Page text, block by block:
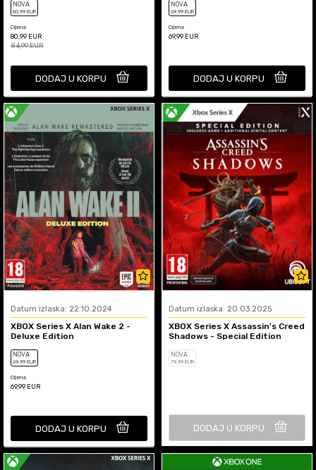
NOVA
80,99 EUR
Cijena
80,99 EUR
84,99EUR
DODAJ U KORPU
NOVA
69,99 EUR
Cijena
69,99 EUR
DODAJ U KORPU
Datum izlaska: 22.10.2024
XBOX Series X Alan Wake 2 -
Deluxe Edition
NOVA
69,99 EUR
Cijena
69,99 EUR
DODAJ U KORPU
Datum izlaska: 20.03.2025
XBOX Series X Assassin's Creed
Shadows - Special Edition
NOVA
79,99 EUR
DODAJ U KORPU